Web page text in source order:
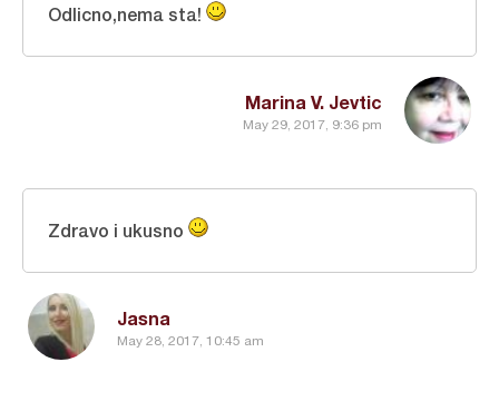
Marina V. Jevtic
May 29, 2017, 9:36 pm
Odlicno,nema sta!
Jasna
May 28, 2017, 10:45 am
Zdravo i ukusno